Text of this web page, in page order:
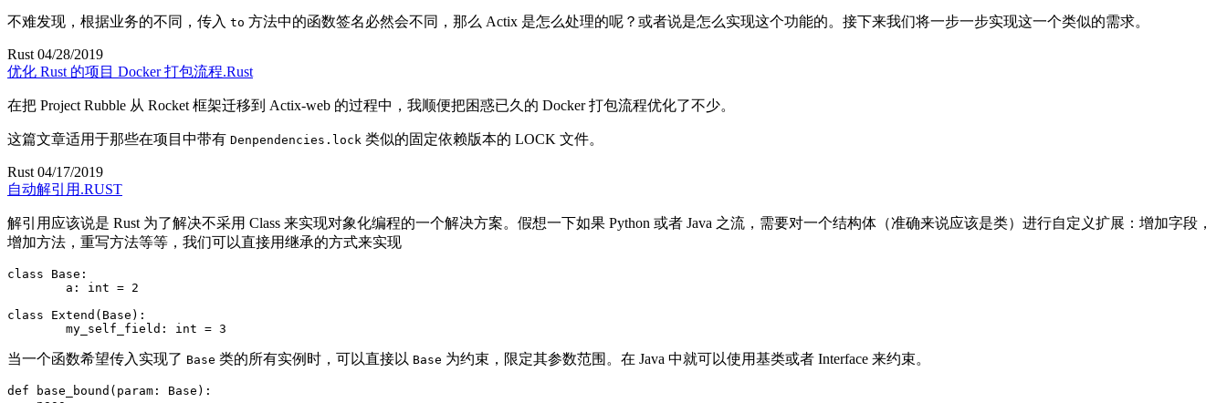
不难发现 ， 根据业务的不同 ， 传入 to 方法中的函数签名必然会不同 ， 那么 Actix 是怎么处理的呢 ？ 或者说是怎么实现这个功能的。 接下来我们将一步一步实现这一个类似的需求。
Rust 04/28/2019
优化 Rust 的项目 Docker 打包流程.Rust
在把 Project Rubble 从 Rocket 框架迁移到 Actix-web 的过程中 ， 我顺便把困惑已久的 Docker 打包流程优化了不少。
这篇文章适用于那些在项目中带有 Denpendencies.lock 类似的固定依赖版本的 LOCK 文件。
Rust 04/17/2019
自动解引用.RUST
解引用应该说是 Rust 为了解决不采用 Class 来实现对象化编程的一个解决方案。 假想一下如果 Python 或者 Java 之流 ， 需要对一个结构体 （准确来说应该是类） 进行自定义扩展 ： 增加字段 ，
增加方法 ， 重写方法等等 ， 我们可以直接用继承的方式来实现
class Base :
	a
: int = 2
class
Extend ( Base ) :
	my_self_field
: int = 3
当一个函数希望传入实现了 Base 类的所有实例时 ， 可以直接以 Base 为约束 ， 限定其参数范围 。 在 Java 中就可以使用基类或者 Interface 来约束。
def base_bound ( param : Base ) :